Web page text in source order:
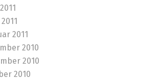
2011
2010
2010
2010